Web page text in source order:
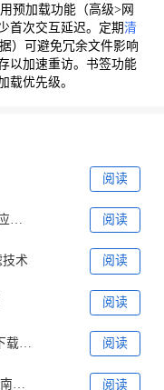
预加载功能（高级>网
首次交互延迟。定期清
）可避免冗余文件影响
以加速重访。书签功能
载优先级。
阅读
阅读
技术 阅读
阅读
谷歌浏览器移动版Mac教育版快速下载安装经验 阅读
Chrome浏览器书签分类管理操作指南教程 阅读